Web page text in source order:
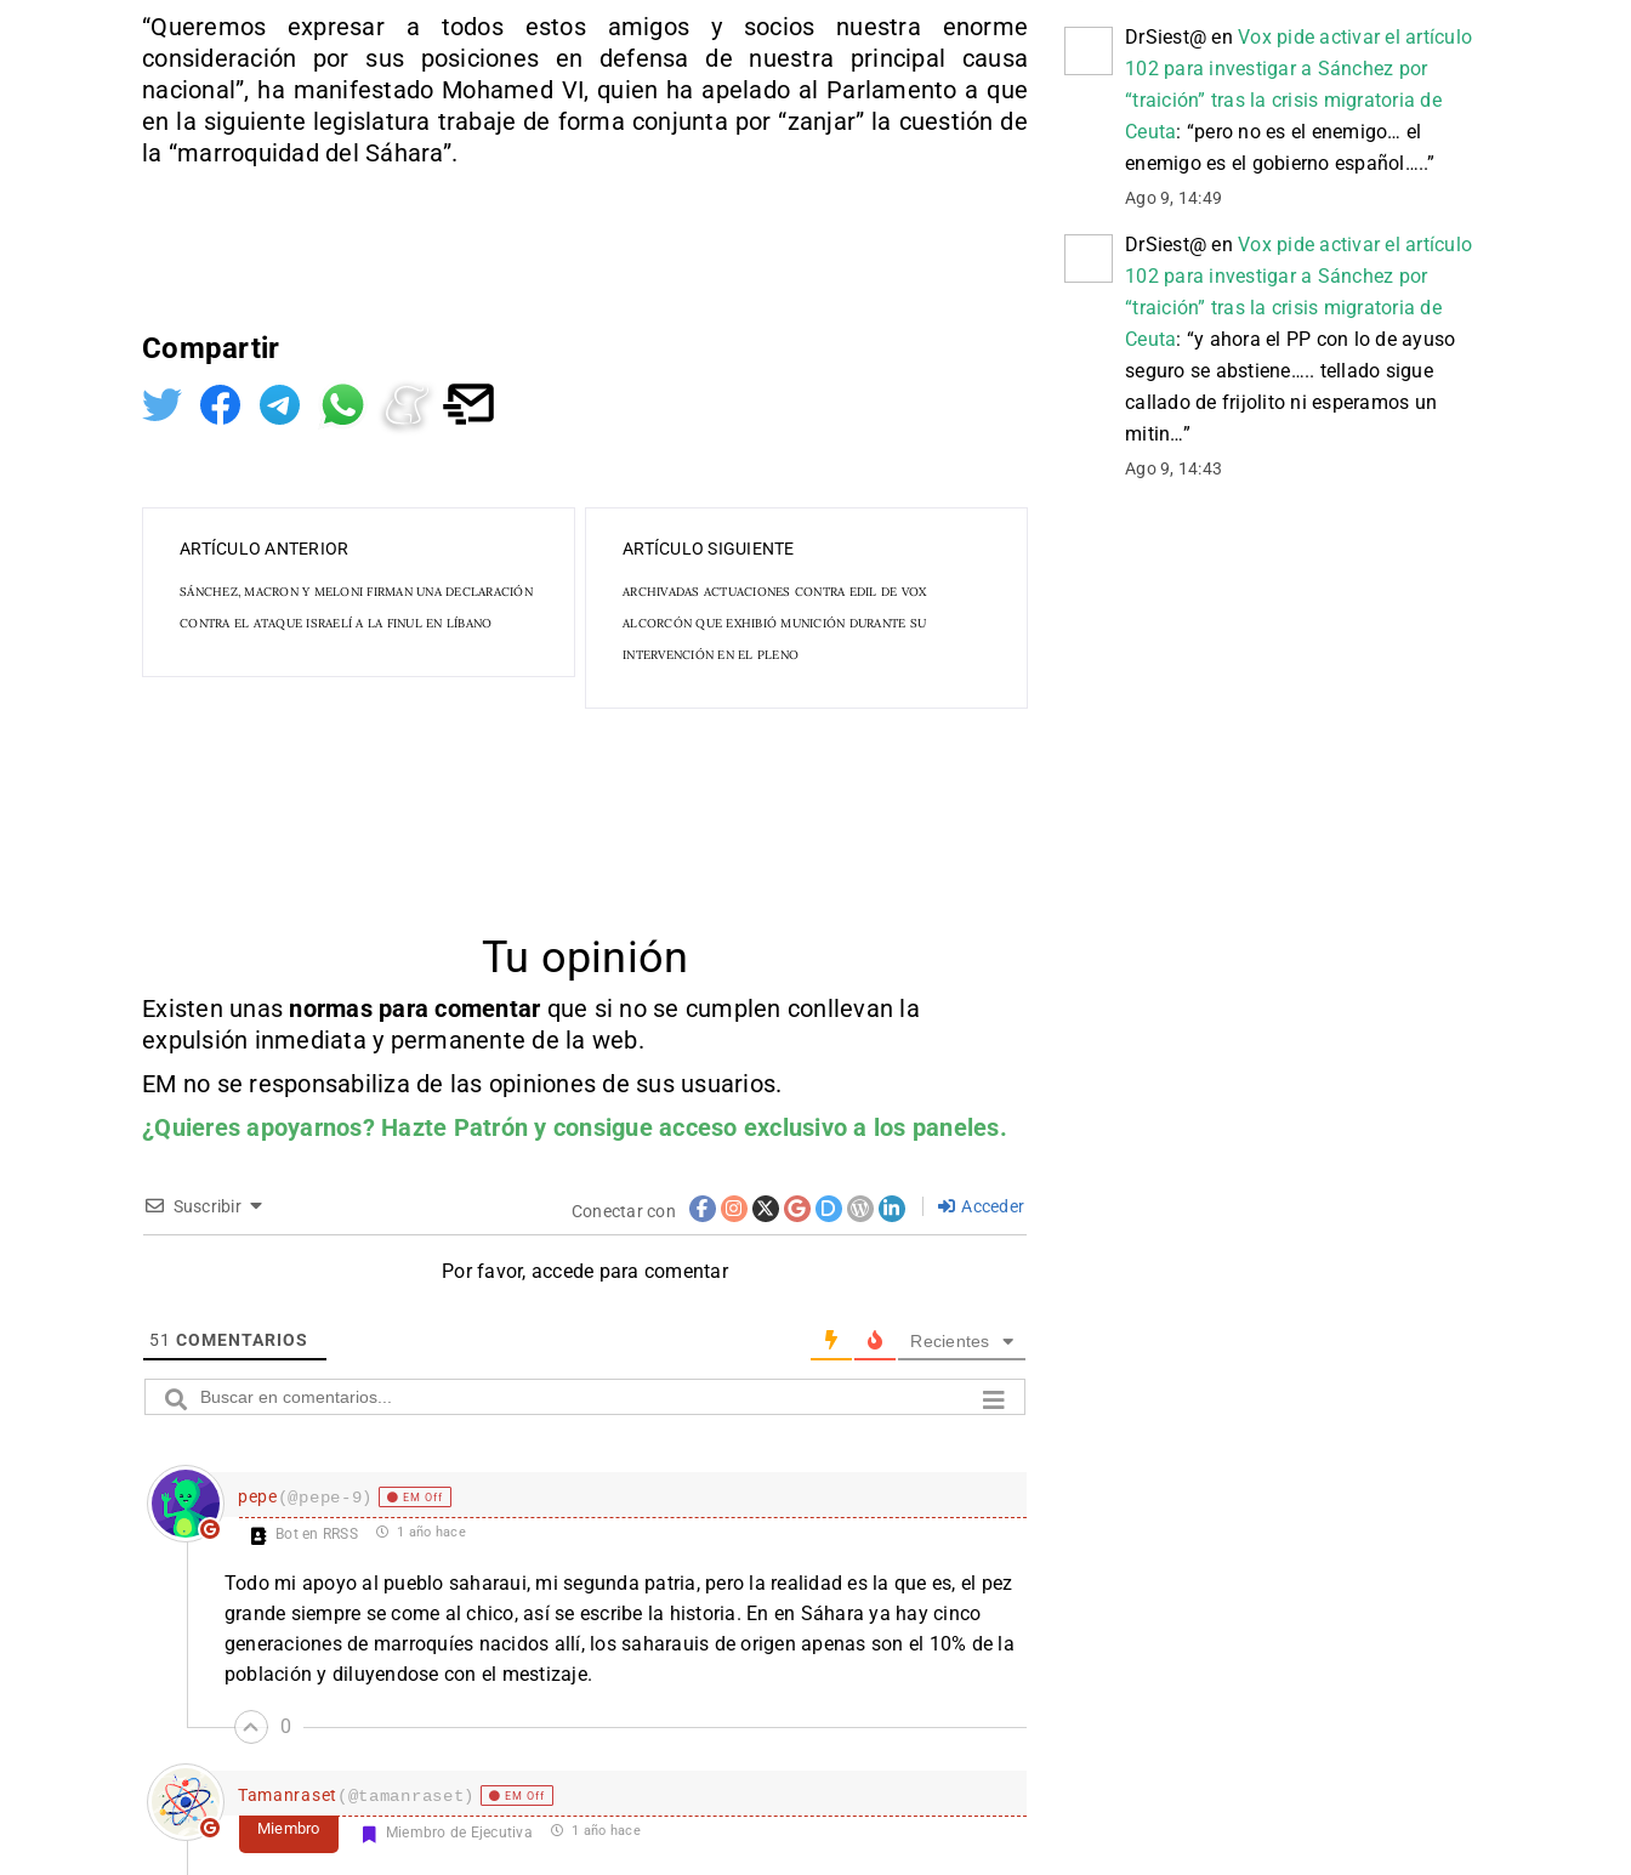
“Queremos expresar a todos estos amigos y socios nuestra enorme
consideración por sus posiciones en defensa de nuestra principal causa
nacional”, ha manifestado Mohamed VI, quien ha apelado al Parlamento a que
en la siguiente legislatura trabaje de forma conjunta por “zanjar” la cuestión de
la “marroquidad del Sáhara”.
Compartir
ARTÍCULO ANTERIOR
SÁNCHEZ, MACRON Y MELONI FIRMAN UNA DECLARACIÓN
CONTRA EL ATAQUE ISRAELÍ A LA FINUL EN LÍBANO
ARTÍCULO SIGUIENTE
ARCHIVADAS ACTUACIONES CONTRA EDIL DE VOX
ALCORCÓN QUE EXHIBIÓ MUNICIÓN DURANTE SU
INTERVENCIÓN EN EL PLENO
Tu opinión
Existen unas normas para comentar que si no se cumplen conllevan la
expulsión inmediata y permanente de la web.
EM no se responsabiliza de las opiniones de sus usuarios.
¿Quieres apoyarnos? Hazte Patrón y consigue acceso exclusivo a los paneles.
Suscribir Conectar con Acceder
Por favor, accede para comentar
51 COMENTARIOS Recientes
pepe(@pepe-9) EM Off
Bot en RRSS 1 año hace
Todo mi apoyo al pueblo saharaui, mi segunda patria, pero la realidad es la que es, el pez
grande siempre se come al chico, así se escribe la historia. En en Sáhara ya hay cinco
generaciones de marroquíes nacidos allí, los saharauis de origen apenas son el 10% de la
población y diluyendose con el mestizaje.
0
Tamanraset (@tamanraset) EM Off
Miembro Miembro de Ejecutiva 1 año hace
DrSiest@ en Vox pide activar el artículo
102 para investigar a Sánchez por
“traición” tras la crisis migratoria de
Ceuta: “pero no es el enemigo… el
enemigo es el gobierno español…..”
Ago 9, 14:49
DrSiest@ en Vox pide activar el artículo
102 para investigar a Sánchez por
“traición” tras la crisis migratoria de
Ceuta: “y ahora el PP con lo de ayuso
seguro se abstiene….. tellado sigue
callado de frijolito ni esperamos un
mitin…”
Ago 9, 14:43